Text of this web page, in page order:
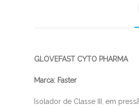
GLOVEFAST CYTO PHARMA​​
​​Marca: Faster​​
Isolador de Classe III, em